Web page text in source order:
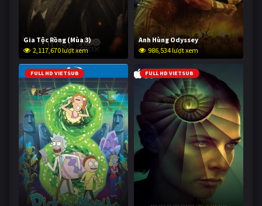
Gia Tộc Rồng (Mùa 3)
2,117,670 lượt xem
Anh Hùng Odyssey
986,534 lượt xem
FULL HD VIETSUB FULL HD VIETSUB